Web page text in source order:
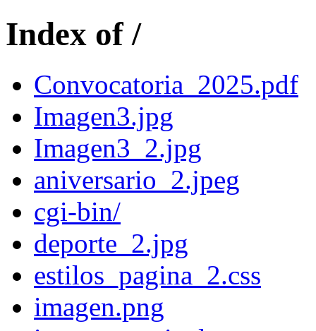
Index of /
Convocatoria_2025.pdf
Imagen3.jpg
Imagen3_2.jpg
aniversario_2.jpeg
cgi-bin/
deporte_2.jpg
estilos_pagina_2.css
imagen.png